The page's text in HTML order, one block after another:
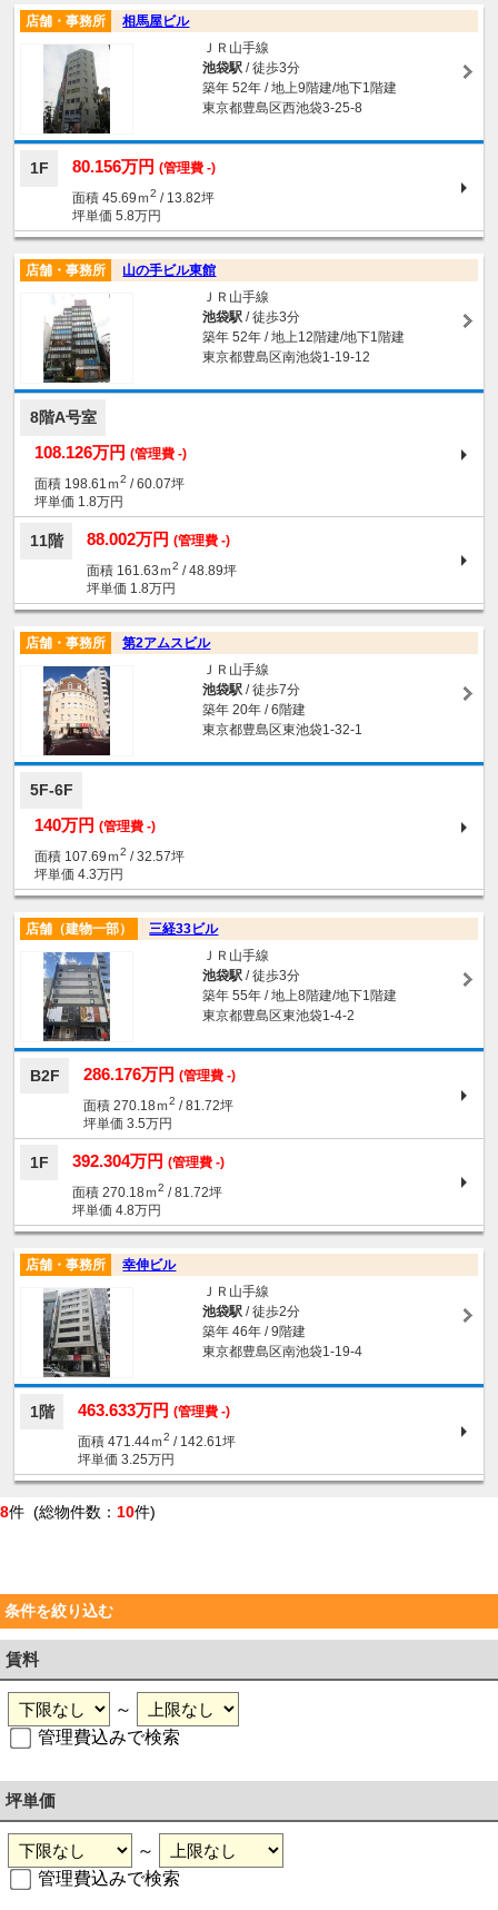
店舗・事務所
相馬屋ビル
ＪＲ山手線
池袋駅/ 徒歩3分
築年 52年 / 地上9階建/地下1階建
東京都豊島区西池袋3-25-8
1F 80.156万円 (管理費 -)
面積 45.69ｍ2 / 13.82坪
坪単価 5.8万円
店舗・事務所
山の手ビル東館
ＪＲ山手線
池袋駅/ 徒歩3分
築年 52年 / 地上12階建/地下1階建
東京都豊島区南池袋1-19-12
8階A号室
108.126万円(管理費 -)
面積 198.61ｍ2 / 60.07坪
坪単価 1.8万円
11階 88.002万円 (管理費 -)
面積 161.63ｍ2 / 48.89坪
坪単価 1.8万円
店舗・事務所
第2アムスビル
ＪＲ山手線
池袋駅/ 徒歩7分
築年 20年 / 6階建
東京都豊島区東池袋1-32-1
5F-6F
140万円(管理費 -)
面積 107.69ｍ2 / 32.57坪
坪単価 4.3万円
店舗（建物一部）
三経33ビル
ＪＲ山手線
池袋駅/ 徒歩3分
築年 55年 / 地上8階建/地下1階建
東京都豊島区東池袋1-4-2
B2F 286.176万円 (管理費 -)
面積 270.18ｍ2 / 81.72坪
坪単価 3.5万円
1F 392.304万円 (管理費 -)
面積 270.18ｍ2 / 81.72坪
坪単価 4.8万円
店舗・事務所
幸伸ビル
ＪＲ山手線
池袋駅/ 徒歩2分
築年 46年 / 9階建
東京都豊島区南池袋1-19-4
1階 463.633万円 (管理費 -)
面積 471.44ｍ2 / 142.61坪
坪単価 3.25万円
8件 (総物件数： 10件)
条件を絞り込む
賃料
～
管理費込みで検索
坪単価
～
管理費込みで検索